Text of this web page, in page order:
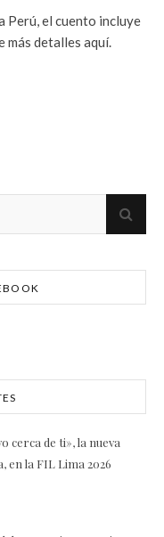
Perú, el cuento incluye
más detalles aquí.
cerca de ti», la nueva
en la FIL Lima 2026